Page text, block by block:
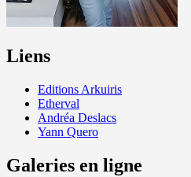
Liens
Editions Arkuiris
Etherval
Andréa Deslacs
Yann Quero
Galeries en ligne